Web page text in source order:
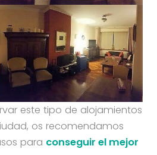
este tipo de alojamientos
os recomendamos
para conseguir el mejor